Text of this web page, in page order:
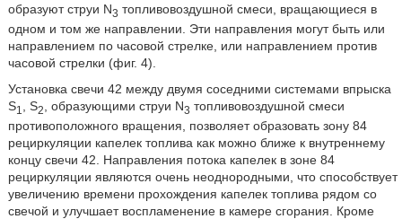
образуют струи N3 топливовоздушной смеси, вращающиеся в
одном и том же направлении. Эти направления могут быть или
направлением по часовой стрелке, или направлением против
часовой стрелки (фиг. 4).
Установка свечи 42 между двумя соседними системами впрыска
S1 , S2 , образующими струи N3 топливовоздушной смеси
противоположного вращения, позволяет образовать зону 84
рециркуляции капелек топлива как можно ближе к внутреннему
концу свечи 42. Направления потока капелек в зоне 84
рециркуляции являются очень неоднородными, что способствует
увеличению времени прохождения капелек топлива рядом со
свечой и улучшает воспламенение в камере сгорания. Кроме